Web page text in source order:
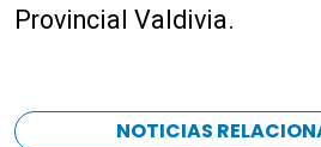
Provincial Valdivia.
NOTICIAS